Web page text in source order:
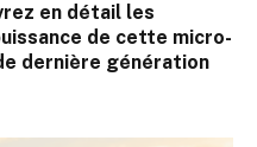
en détail les
de cette micro-
dernière génération